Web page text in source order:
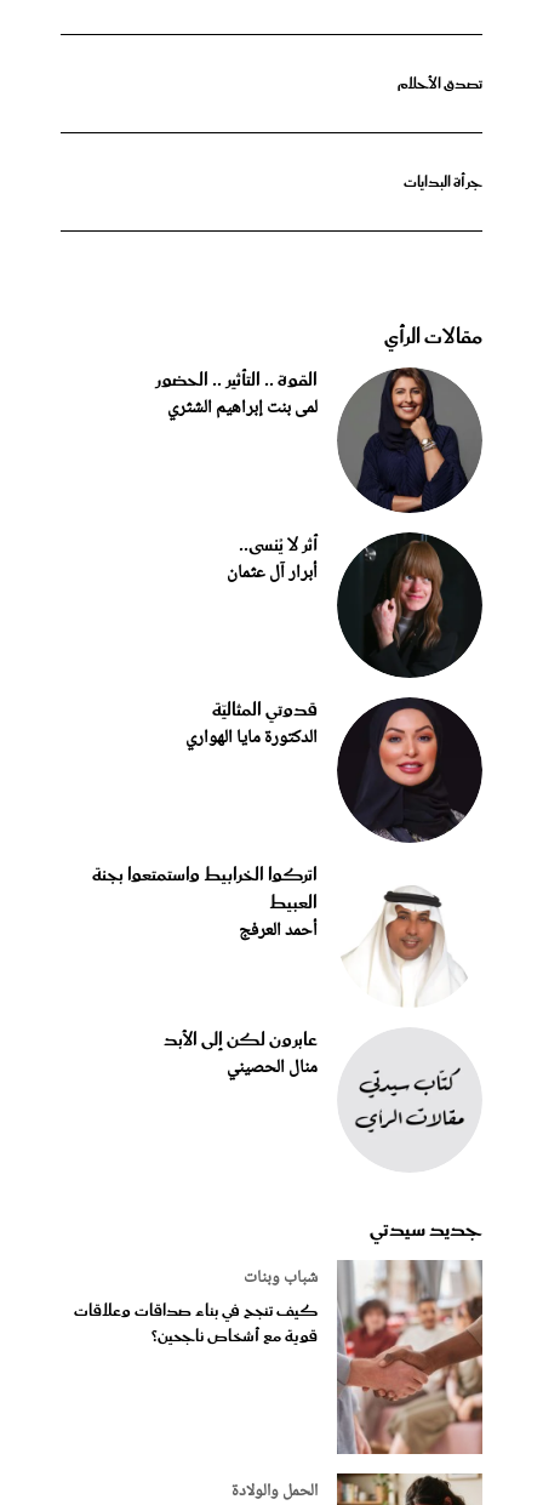
تصدق الأحلام
جرأة البدايات
مقالات الرأي
القوة .. التأثير .. الحضور
لمى بنت إبراهيم الشثري
أثر لا يُنسى..
أبرار آل عثمان
قدوتي المثاليّة
الدكتورة مايا الهواري
اتركوا الخرابيط واستمتعوا بجنة
العبيط
أحمد العرفج
عابرون لكن إلى الأبد
منال الحصيني
جديد سيدتي
شباب وبنات
كيف تنجح في بناء صداقات وعلاقات
قوية مع أشخاص ناجحين؟
الحمل والولادة